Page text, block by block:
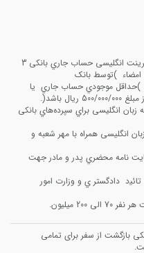
اراﺋﻪ ﻧﺎﻣﻪ ﺗﻤﮑﻦ و ﭘﺮﯾﻨﺖ اﻧﮕﻠﯿﺴﯽ ﺣﺴﺎب ﺟﺎري ﺑﺎﻧﮑﯽ 3
اﻣﻀﺎء )ﺗﻮﺳﻂ ﺑﺎﻧﮏ
)ﺣﺪاﻗﻞ ﻣﻮﺟﻮدي ﺣﺴﺎب ﺟﺎري ﯾﺎ
ﺑﺎﺷﺪ(.
زﺑﺎن اﻧﮕﻠﯿﺴﯽ ﺑﺮاي ﺳﭙﺮدهﻫﺎي ﺑﺎﻧﮑﯽ
اﻧﮕﻠﯿﺴﯽ ﻫﻤﺮاه ﺑﺎ ﻣﻬﺮ ﺷﻌﺒﻪ و
ﻧﺎﻣﻪ ﻣﺤﻀﺮي ﭘﺪر و ﻣﺎدر ﺟﻬﺖ
و ﺗﺎﺋﯿد دادﮔﺴﺘﺮ ي و وزارت اﻣﻮر
200 میلیون.
بازگشت از سفر برای تمامی